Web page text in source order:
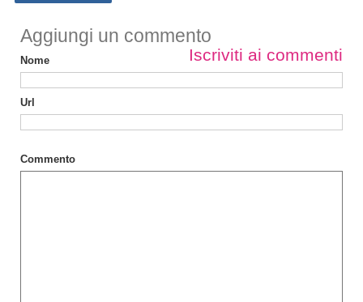
Aggiungi un commento
Iscriviti ai commenti
Nome
Url
Commento